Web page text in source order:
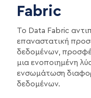
Fabric
Το Data Fabric
επαναστατική
δεδομένων,
μια ενοποιημένη
ενσωμάτωση
δεδομένων.